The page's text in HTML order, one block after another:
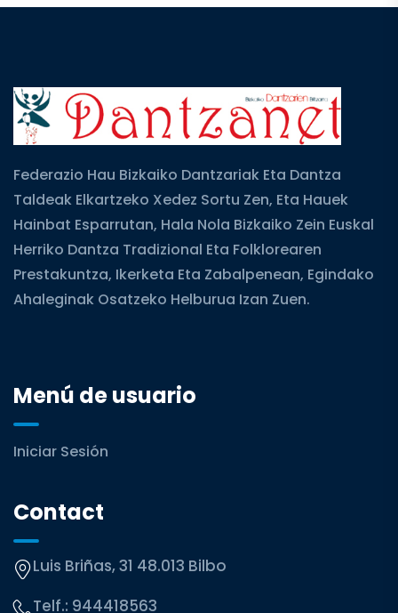
Federazio Hau Bizkaiko Dantzariak Eta Dantza
Taldeak Elkartzeko Xedez Sortu Zen, Eta Hauek
Hainbat Esparrutan, Hala Nola Bizkaiko Zein Euskal
Herriko Dantza Tradizional Eta Folklorearen
Prestakuntza, Ikerketa Eta Zabalpenean, Egindako
Ahaleginak Osatzeko Helburua Izan Zuen.
Menú de usuario
Iniciar Sesión
Contact
Luis Briñas, 31 48.013 Bilbo
Telf.: 944418563